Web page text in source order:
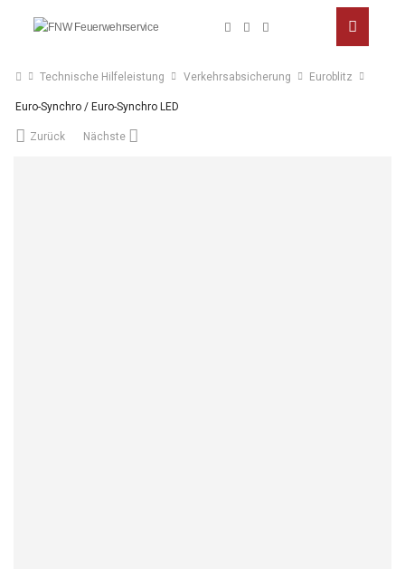
Technische Hilfeleistung Verkehrsabsicherung Euroblitz
Euro-Synchro / Euro-Synchro LED
Zurück Nächste